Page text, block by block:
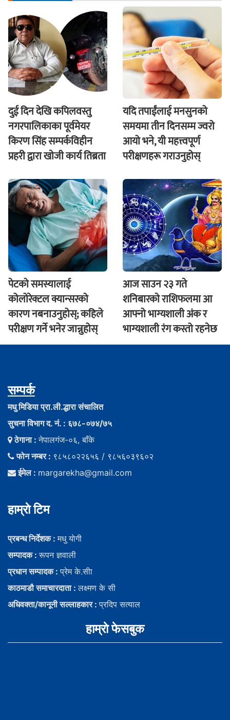
दुई दिन देखि कपिलवस्तु
नगरपालिकाका पूर्वमेयर
किरण सिंह सम्पर्कविहीन
प्रहरी द्वारा खाेजी कार्य तिब्रता
यदि तपाईंलाई मनसुनको
समयमा तीन दिनसम्म ज्वरो
आयो भने, यी महत्त्वपूर्ण
परीक्षणहरू गराउनुहोस्
पेटको समस्यालाई
कोलोरेक्टल क्यान्सरको
कारण नबनाउनुहोस्; कहिले
परीक्षण गर्ने भनेर जान्नुहोस्
आज साउन २३ गते
शनिबारकाे राशिफलमा आ
आफ्नो भाग्यशाली अंक र
भाग्यशाली रंग कस्तो रहनेछ
सम्पर्क
मधु मिडिया प्रा.ली.द्धारा संचालित
सुचना विभाग द. नं. : ६७८-०७४/७५
ठेगाना :नेपालगंज-०६, बाँके
फोन नम्बर : ९८५८०२२६५६ / ९८५६०३९६०२
ईमेल : margarekha@gmail.com
हाम्राे टिम
प्रबन्ध निर्देशक :मधु याेगी
सम्पादक :रूपन ज्ञवाली
प्रधान सम्पादक :प्रेम के.सीा
काठमाडौ समाचारदाता :लक्ष्मण के सी
अधिवक्ता/कानूनी सल्लाहकार :प्रदिप सत्याल
हाम्राे फेसबुक